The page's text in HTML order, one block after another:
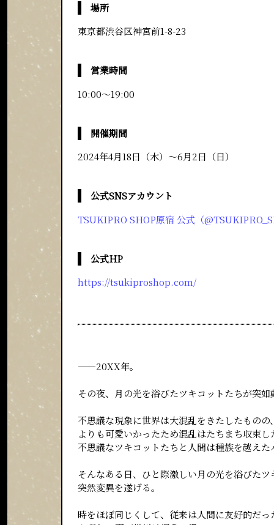
場所
東京都渋谷区神宮前1-8-23
営業時間
10:00～19:00
開催期間
2024年4月18日（木）～6月2日（日）
公式SNSアカウント
TSUKIPRO SHOP原宿 公式（
公式HP
https://tsukiproshop.com/
―――――20XX年。
その夜、月の光を浴びたツキコットたちが突如
不思議な現象に世界は大混乱をきたしたもの
よりも可愛いかったため混乱はたちまち収束し
不思議なツキコットたちと人間は種族を越え
そんなある日、ひと際激しい月の光を浴びた
突然変異を遂げる。
時をほぼ同じくして、従来は人間に友好的だ